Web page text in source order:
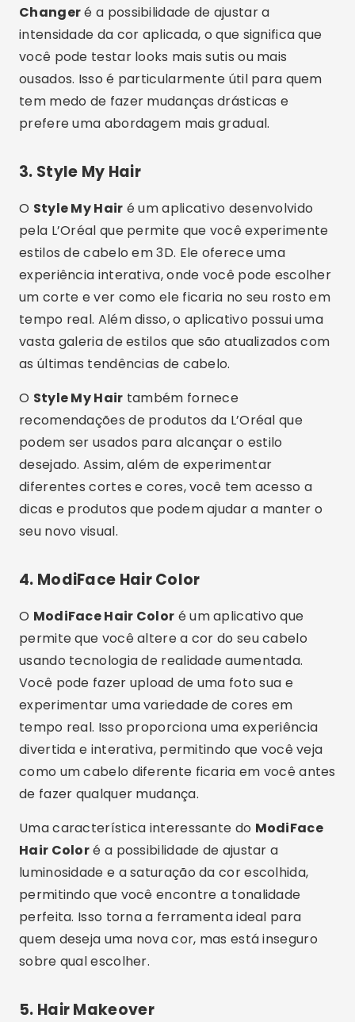
Changeré a possibilidade de ajustar a
intensidade da cor aplicada, o que significa que
você pode testar looks mais sutis ou mais
ousados. Isso é particularmente útil para quem
tem medo de fazer mudanças drásticas e
prefere uma abordagem mais gradual.
3. Style My Hair
O Style My Hair é um aplicativo desenvolvido
pela L’Oréal que permite que você experimente
estilos de cabelo em 3D. Ele oferece uma
experiência interativa, onde você pode escolher
um corte e ver como ele ficaria no seu rosto em
tempo real. Além disso, o aplicativo possui uma
vasta galeria de estilos que são atualizados com
as últimas tendências de cabelo.
O Style My Hair também fornece
recomendações de produtos da L’Oréal que
podem ser usados para alcançar o estilo
desejado. Assim, além de experimentar
diferentes cortes e cores, você tem acesso a
dicas e produtos que podem ajudar a manter o
seu novo visual.
4. ModiFace Hair Color
O ModiFace Hair Color é um aplicativo que
permite que você altere a cor do seu cabelo
usando tecnologia de realidade aumentada.
Você pode fazer upload de uma foto sua e
experimentar uma variedade de cores em
tempo real. Isso proporciona uma experiência
divertida e interativa, permitindo que você veja
como um cabelo diferente ficaria em você antes
de fazer qualquer mudança.
Uma característica interessante do ModiFace
Hair Coloré a possibilidade de ajustar a
luminosidade e a saturação da cor escolhida,
permitindo que você encontre a tonalidade
perfeita. Isso torna a ferramenta ideal para
quem deseja uma nova cor, mas está inseguro
sobre qual escolher.
5. Hair Makeover